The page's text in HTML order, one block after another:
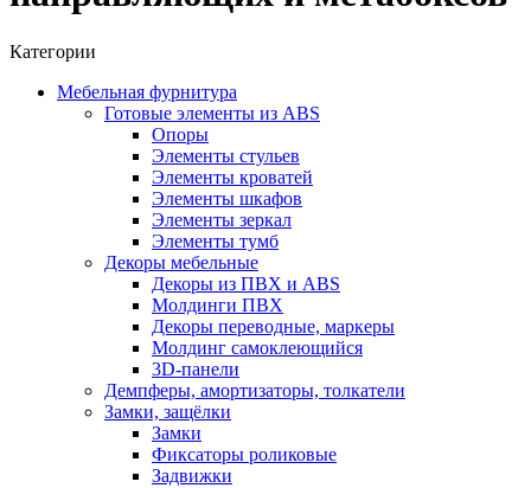
Категории
Мебельная фурнитура
Готовые элементы из ABS
Опоры
Элементы стульев
Элементы кроватей
Элементы шкафов
Элементы зеркал
Элементы тумб
Декоры мебельные
Декоры из ПВХ и ABS
Молдинги ПВХ
Декоры переводные, маркеры
Молдинг самоклеющийся
3D-панели
Демпферы, амортизаторы, толкатели
Замки, защёлки
Замки
Фиксаторы роликовые
Задвижки